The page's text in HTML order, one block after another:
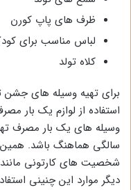
ظرف های پاپ کورن
لباس مناسب برای
کلاه تولد
برای تهیه وسیله های جشن
استفاده از لوازم یک بار
سالگی هماهنگ باشد. همین
شخصیت های کارتونی
دیگر موارد این چنینی